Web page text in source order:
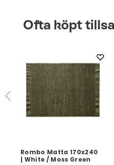
Ofta köpt
Rombo Matta 170x240
| White / Moss Green